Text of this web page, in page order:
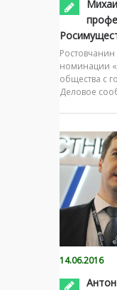
номинации
общества с
Деловое
14.06.2016